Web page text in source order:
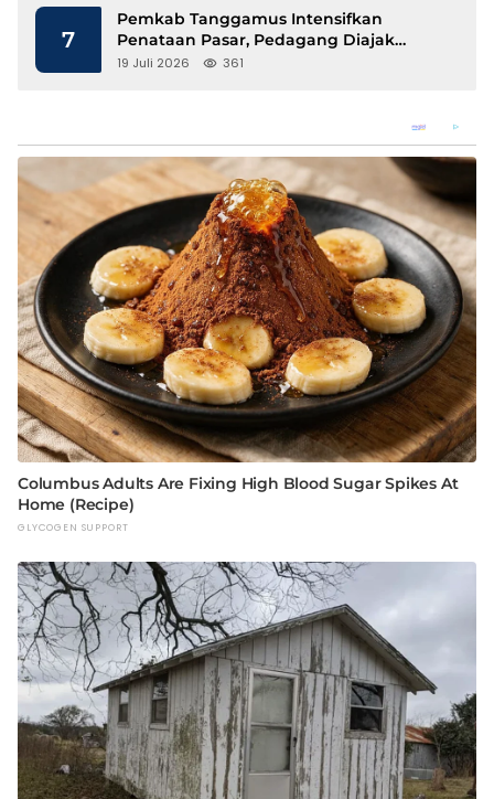
7
Pemkab Tanggamus Intensifkan
Penataan Pasar, Pedagang Diajak
Tempati Pasar Modern Talang Padang
19 Juli 2026 361